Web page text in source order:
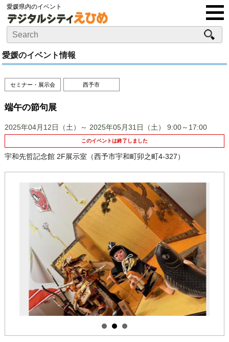
愛媛県内のイベント
愛媛のイベント情報
セミナー・展示会 西予市
端午の節句展
2025年04月12日（土）～ 2025年05月31日（土） 9:00～17:00
このイベントは終了しました
宇和先哲記念館 2F展示室（西予市宇和町卯之町4-327）